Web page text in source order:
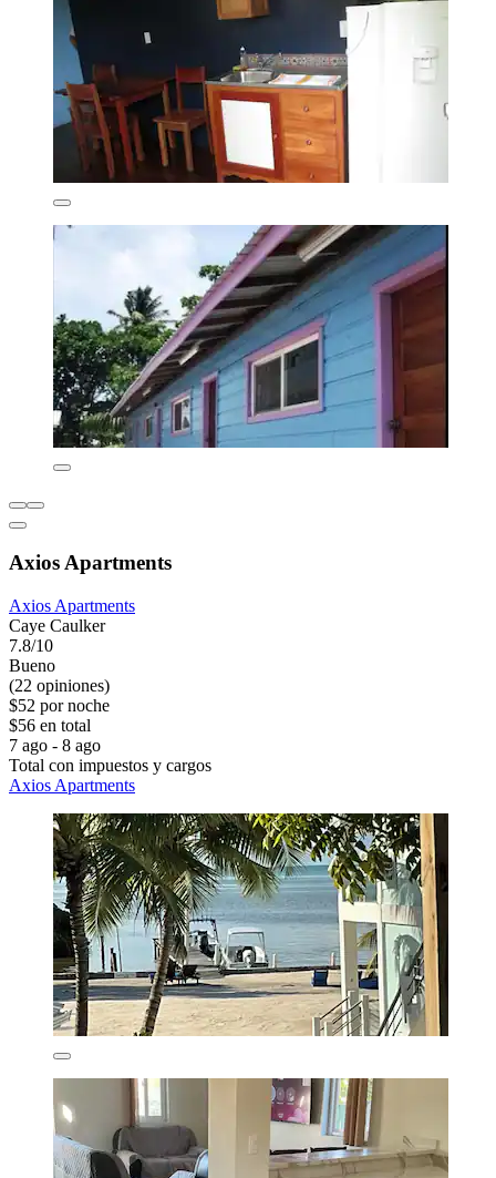
Axios Apartments
Axios Apartments
Caye Caulker
7.8/10
Bueno
(22 opiniones)
$52 por noche
$56 en total
7 ago - 8 ago
Total con impuestos y cargos
Axios Apartments